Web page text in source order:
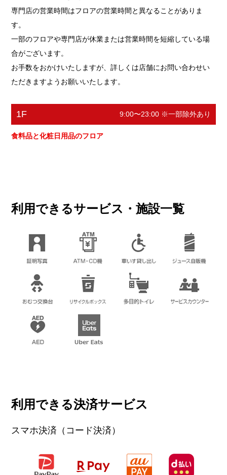
専門店の営業時間はフロアの営業時間と異なることがありま
す。
一部のフロアや専門店が休業または営業時間を短縮している場
合がございます。
お手数をおかけいたしますが、詳しくは店舗にお問い合わせい
ただきますようお願いいたします。
1F 9:00〜23:00 ※一部除外あり
食料品と化粧日用品のフロア
利用できるサービス・施設一覧
利用できる決済サービス
スマホ決済（コード決済）